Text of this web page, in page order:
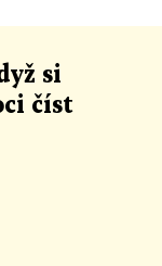
si
číst